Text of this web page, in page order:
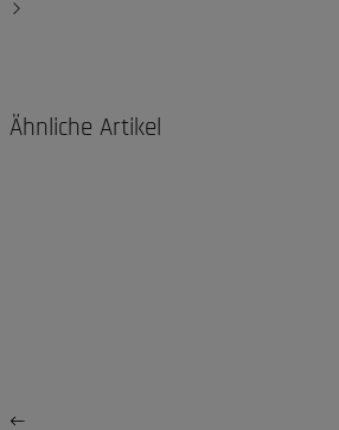
Ähnliche Artikel